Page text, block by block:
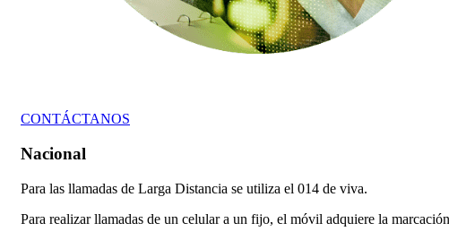
CONTÁCTANOS
Nacional
Para las llamadas de Larga Distancia se utiliza el 014 de viva.
Para realizar llamadas de un celular a un fijo, el móvil adquiere la